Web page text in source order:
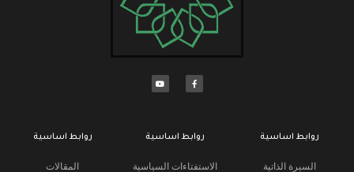
روابط اساسية
السيرة الذاتية
روابط اساسية
الاستفتاءات السياسية
روابط اساسية
المقالات